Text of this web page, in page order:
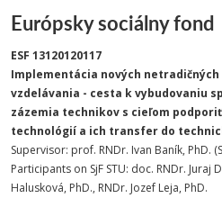
Európsky sociálny fond
ESF 13120120117
Implementácia nových
vzdelávania - cesta k vybudovaniu
zázemia technikov s cieľom
technológií a ich transfer do
Supervisor: prof. RNDr. Ivan Baník, PhD.
Participants on SjF STU: doc. RNDr. Juraj
Halusková, PhD., RNDr. Jozef Leja, PhD.